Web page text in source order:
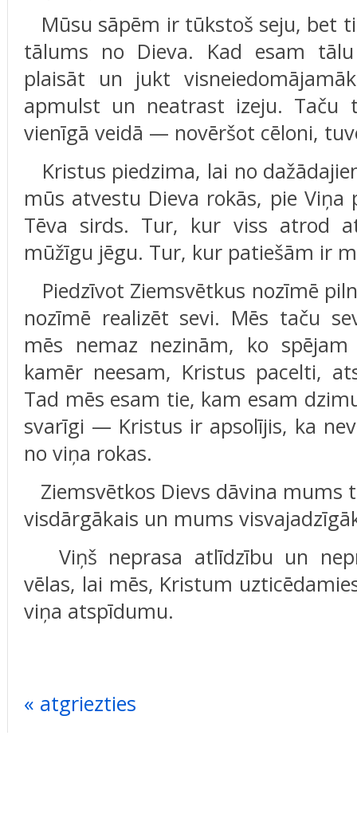
Mūsu sāpēm ir tūkstoš seju, bet
tālums no Dieva. Kad esam
plaisāt un jukt
apmulst un neatrast izeju.
vienīgā veidā — novēršot cēloni,
Kristus piedzima, lai no
mūs atvestu Dieva rokās, pie Viņa
Tēva sirds. Tur, kur viss atrod
mūžīgu jēgu. Tur, kur patiešām ir
Piedzīvot Ziemsvētkus nozīmē
nozīmē realizēt sevi. Mēs taču
mēs nemaz nezinām, ko
kamēr neesam, Kristus pacelti,
Tad mēs esam tie, kam esam
svarīgi — Kristus ir apsolījis, ka
no viņa rokas.
Ziemsvētkos Dievs dāvina mums
visdārgākais un mums
Viņš neprasa atlīdzību un
vēlas, lai mēs, Kristum
viņa atspīdumu.
« atgriezties